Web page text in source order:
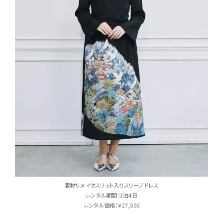
着物リメイクスリット入りスリーブドレス
レンタル期間：3泊4日
レンタル価格：￥27,500